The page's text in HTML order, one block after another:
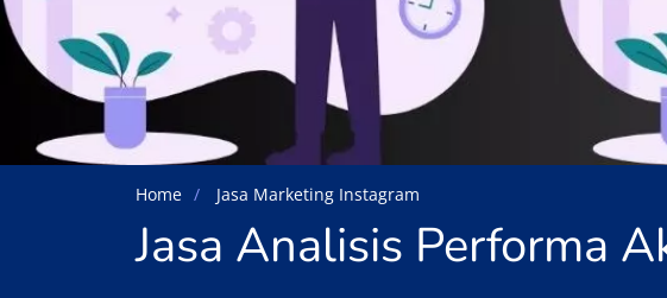
Home Jasa Marketing Instagram
Jasa Analisis Performa